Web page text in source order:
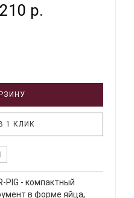
р.
1 КЛИК
PIG - компактный
в форме яйца,